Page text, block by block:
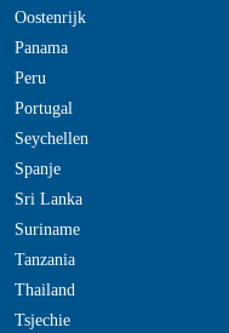
Oostenrijk
Panama
Peru
Portugal
Seychellen
Spanje
Sri Lanka
Suriname
Tanzania
Thailand
Tsjechie